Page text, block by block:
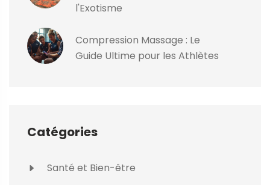
l'Exotisme
Compression Massage : Le
Guide Ultime pour les Athlètes
Catégories
Santé et Bien-être